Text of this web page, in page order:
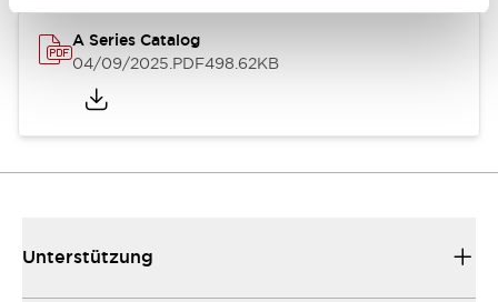
A Series Catalog
04/09/2025.PDF498.62KB
Unterstützung